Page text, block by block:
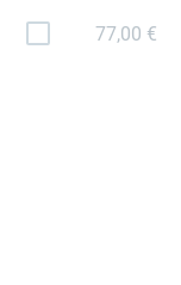
77,00 €